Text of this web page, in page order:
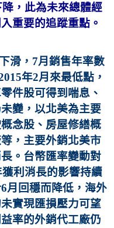
，此為未來總體經
重要的追蹤重點。
滑，7月銷售年率數
年2月來最低點，
件股可得到喘息、
變，以北美為主要
念股、房屋修繕概
，主要外銷北美市
。台幣匯率變動對
利消長的影響持續
月回穩而降低，海外
實現匯損壓力可望
率的外銷代工廠仍